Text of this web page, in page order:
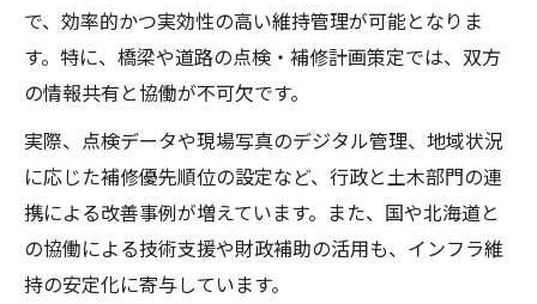
で、効率的かつ実効性の高い維持管理が可能となりま
す。特に、橋梁や道路の点検・補修計画策定では、双方
の情報共有と協働が不可欠です。
実際、点検データや現場写真のデジタル管理、地域状況
に応じた補修優先順位の設定など、行政と土木部門の連
携による改善事例が増えています。また、国や北海道と
の協働による技術支援や財政補助の活用も、インフラ維
持の安定化に寄与しています。